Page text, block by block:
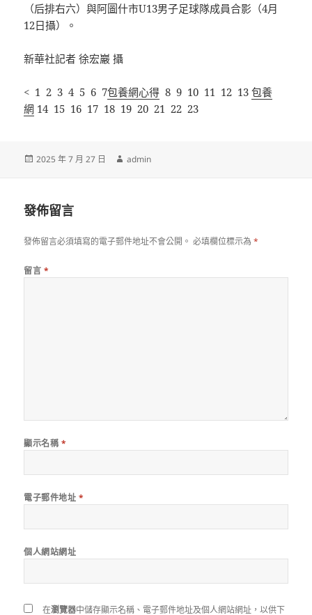
（后排右六）與阿圖什市U13男子足球隊成員合影（4月
12日攝）。
新華社記者 徐宏巖 攝
< 1 2 3 4 5 6 7包養網心得 8 9 10 11 12 13包養
網 14 15 16 17 18 19 20 21 22 23
發
2025 年 7 月 27 日
作
admin
發佈留言
發佈留言必須填寫的電子郵件地址不會公開。 必填欄位標示為*
留言 *
顯示名稱 *
電子郵件地址 *
個人網站網址
在瀏覽器中儲存顯示名稱、電子郵件地址及個人網站網址，以供下